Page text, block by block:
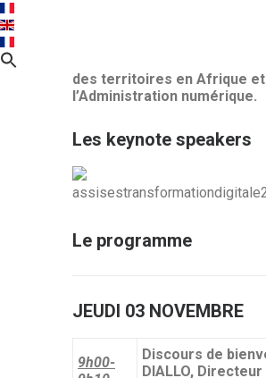
des territoires en Afrique et
l’Administration numérique.
Les keynote speakers
Le programme
JEUDI 03 NOVEMBRE
9h00-
Discours de
DIALLO,